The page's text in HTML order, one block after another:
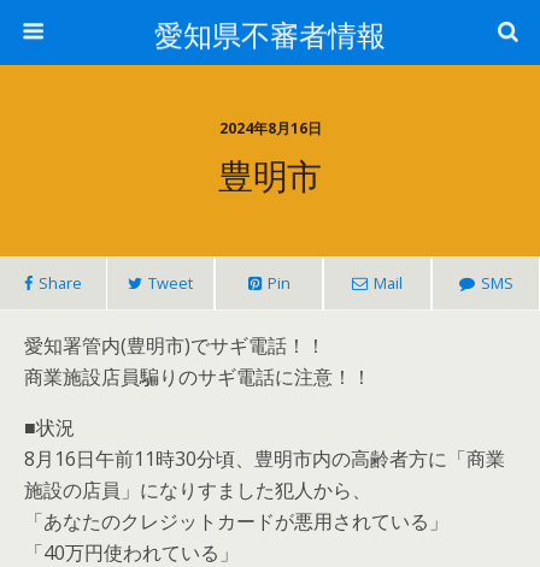
愛知県不審者情報
2024年8月16日
豊明市
Share Tweet Pin Mail SMS
愛知署管内(豊明市)でサギ電話！！
商業施設店員騙りのサギ電話に注意！！
■状況
8月16日午前11時30分頃、豊明市内の高齢者方に「商業
施設の店員」になりすました犯人から、
「あなたのクレジットカードが悪用されている」
「40万円使われている」